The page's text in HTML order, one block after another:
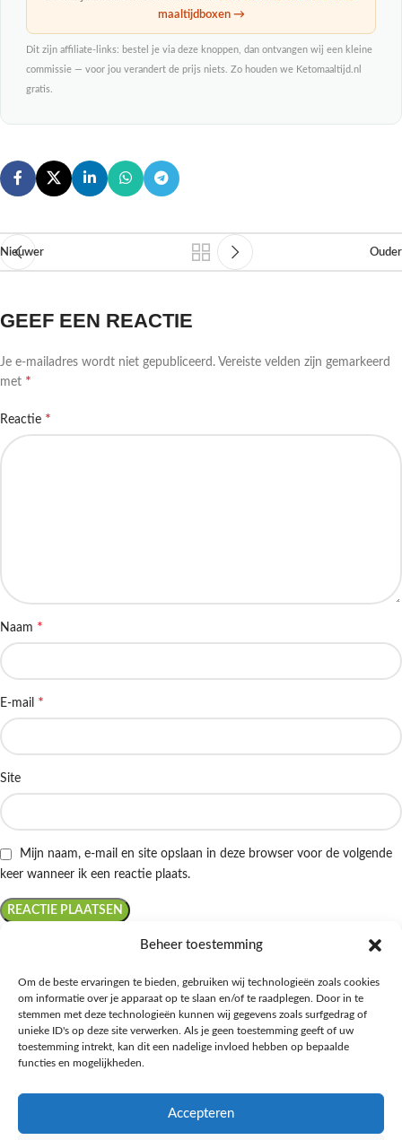
Beheer toestemming
Om de beste ervaringen te bieden, gebruiken wij technologieën zoals cookies
om informatie over je apparaat op te slaan en/of te raadplegen. Door in te
stemmen met deze technologieën kunnen wij gegevens zoals surfgedrag of
unieke ID's op deze site verwerken. Als je geen toestemming geeft of uw
toestemming intrekt, kan dit een nadelige invloed hebben op bepaalde
functies en mogelijkheden.
Accepteren
maaltijdboxen →
Dit zijn affiliate-links: bestel je via deze knoppen, dan ontvangen wij een kleine
commissie — voor jou verandert de prijs niets. Zo houden we Ketomaaltijd.nl
gratis.
Nieuwer Ouder
GEEF EEN REACTIE
Je e-mailadres wordt niet gepubliceerd. Vereiste velden zijn gemarkeerd
met *
Reactie *
Naam *
E-mail *
Site
Mijn naam, e-mail en site opslaan in deze browser voor de volgende
keer wanneer ik een reactie plaats.
Ontdek de beste keto-vriendelijke keuzes van Albert Heijn, verrijk je
kennis met onze diepgaande blogs over het keto-dieet, en deel jouw
favoriete keto recepten in onze bruisende online gemeenschap!